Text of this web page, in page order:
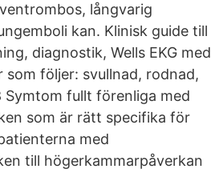
långvarig
kan. Klinisk guide till
diagnostik, Wells EKG med
som följer: svullnad, rodnad,
Symtom fullt förenliga med
som är rätt specifika för
med
till högerkammarpåverkan